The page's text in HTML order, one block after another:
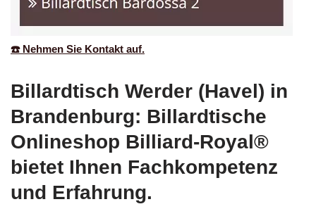
☎️ Nehmen Sie Kontakt auf.
Billardtisch Werder (Havel) in
Brandenburg: Billardtische
Onlineshop Billiard-Royal®
bietet Ihnen Fachkompetenz
und Erfahrung.